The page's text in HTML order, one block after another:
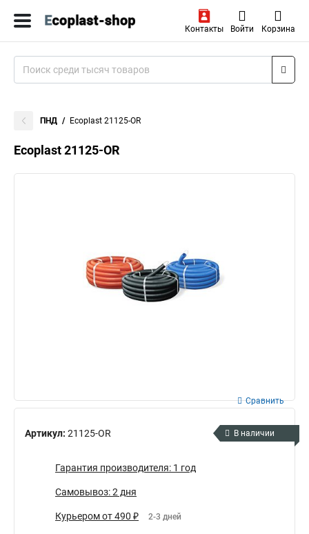
Контакты Войти Корзина
ПНД Ecoplast 21125-OR
Ecoplast 21125-OR
Артикул: 21125-OR
Сравнить
В наличии
Гарантия производителя: 1 год
Самовывоз: 2 дня
Курьером от 490 ₽ 2-3 дней